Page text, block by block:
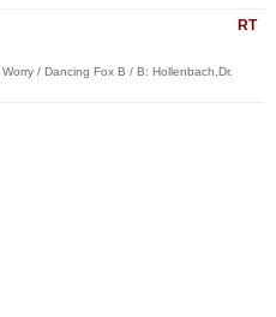
RT
/ Dancing Fox B / B: Hollenbach,Dr.